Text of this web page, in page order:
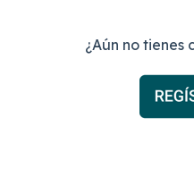
¿Aún no tienes